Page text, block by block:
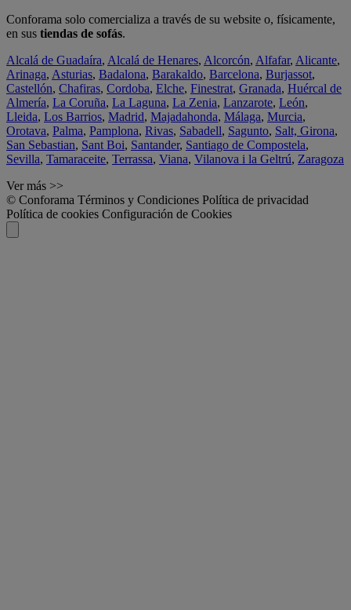
Conforama solo comercializa a través de su website o, físicamente,
en sus tiendas de sofás.
Alcalá de Guadaíra, Alcalá de Henares, Alcorcón, Alfafar, Alicante,
Arinaga, Asturias, Badalona, Barakaldo, Barcelona, Burjassot,
Castellón, Chafiras, Cordoba, Elche, Finestrat, Granada, Huércal de
Almería, La Coruña, La Laguna, La Zenia, Lanzarote, León,
Lleida, Los Barrios, Madrid, Majadahonda, Málaga, Murcia,
Orotava, Palma, Pamplona, Rivas, Sabadell, Sagunto, Salt, Girona,
San Sebastian, Sant Boi, Santander, Santiago de Compostela,
Sevilla, Tamaraceite, Terrassa, Viana, Vilanova i la Geltrú, Zaragoza
Ver más >>
© Conforama Términos y Condiciones Política de privacidad
Política de cookies Configuración de Cookies